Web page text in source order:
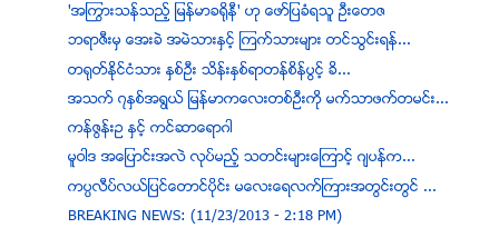
'အႂကြားသန္သည့္ ျမန္မာခ႐ိုနီ' ဟု ေဖာ္ျပခံရသူ ဦးေတဇ
ဘရာဇီးမွ ေအးခဲ အမဲသားႏွင့္ ၾကက္သားမ်ား တင္သြင္းရန္...
တရုတ္ႏိုင္ငံသား ႏွစ္ဦး သိန္းႏွစ္ရာတန္စိန္ပြင့္ ခိ...
အသက္ ၇ႏွစ္အရြယ္ ျမန္မာကေလးတစ္ဦးကို မက္သာဖက္တမင္း...
ကန္ဇြန္းဥ နွင့္ ကင္ဆာေရာဂါ
မူဝါဒ အေျပာင္းအလဲ လုပ္မည့္ သတင္းမ်ားေၾကာင့္ ဂ်ပန္က...
ကပၸလီပ္လယ္ျပင္ေတာင္ပိုင္း မေလးေရလက္ႀကားအတြင္းတြင္ ...
BREAKING NEWS: (11/23/2013 - 2:18 PM)